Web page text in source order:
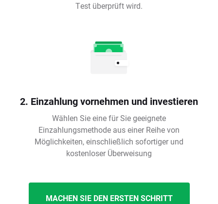
Test überprüft wird.
2. Einzahlung vornehmen und investieren
Wählen Sie eine für Sie geeignete
Einzahlungsmethode aus einer Reihe von
Möglichkeiten, einschließlich sofortiger und
kostenloser Überweisung
MACHEN SIE DEN ERSTEN SCHRITT